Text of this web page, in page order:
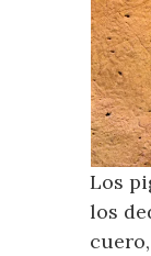
Los
los